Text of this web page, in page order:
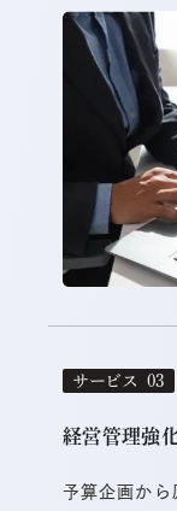
サービス
経営管理強
予算企画か